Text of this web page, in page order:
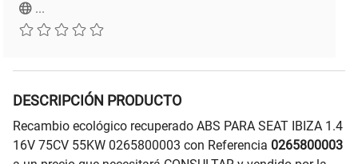
...
DESCRIPCIÓN PRODUCTO
Recambio ecológico recuperado ABS PARA SEAT IBIZA 1.4
16V 75CV 55KW 0265800003 con Referencia 0265800003